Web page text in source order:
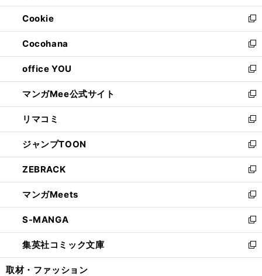
開
く
ウ
で
開
く
ン
ド
ウ
で
開
く
ウ
ィ
ン
ド
ウ
で
開
く
Cookie
新
し
い
ウ
ィ
ン
ド
ウ
で
開
く
Cocohana
新
し
い
ウ
ィ
ン
ド
ウ
で
開
く
office YOU
新
し
い
ウ
ィ
ン
ド
ウ
で
開
く
マンガMee公式サイト
新
し
い
ウ
ィ
ン
ド
ウ
で
開
く
リマコミ
新
し
い
ウ
ィ
ン
ド
ウ
で
開
く
ジャンプTOON
新
し
い
ウ
ィ
ン
ド
ウ
で
開
ZEBRACK
新
し
い
ウ
ィ
ン
ド
ウ
マンガMeets
新
し
い
ウ
ィ
ン
S-MANGA
新
し
い
ウ
集英社コミック文庫
新
し
取材・ファッション